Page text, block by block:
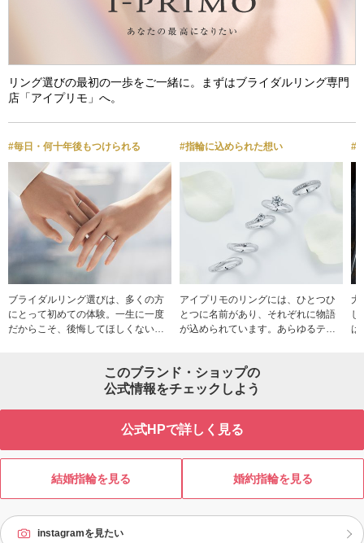
リング選びの最初の一歩をご一緒に。まずはブライダルリング専門
店「アイプリモ」へ。
#毎日・何十年後もつけられる
ブライダルリング選びは、多くの方
にとって初めての体験。一生に一度
だからこそ、後悔してほしくない。
けていく大切なブライダルリング選
びに重要となるポイントを専門知識
も、洋服と同じように、「似合う、
られていません。「パーソナルハン
ド診断®」はジュエリーコーディネー
指輪”への近道をご案内します。アイ
プリモは「最初に訪れてよかった」
#指輪に込められた想い
アイプリモのリングには、ひとつひ
とつに名前があり、それぞれに物語
が込められています。あらゆるテイ
べてに繊細なフィット感、日常使い
できる丈夫さ、時を経ても飽きるこ
ます。もちろんダイヤモンドは専門
輪がわかる「パーソナルハンド診断
®」もアイプリモだけ。メンテナンス
#
大
し
は
り
の
ア
このブランド・ショップの
公式情報をチェックしよう
公式HPで詳しく見る
結婚指輪を見る 婚約指輪を見る
instagramを見たい